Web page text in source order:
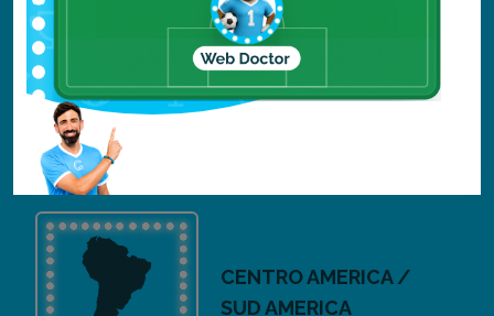
ASIA
CENTRO AMERICA /
SUD AMERICA